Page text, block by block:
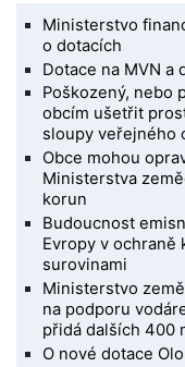
Ministerstvo
o dotacích
Dotace na MVN a
Poškozený, nebo
obcím ušetřit
sloupy veřejného
Obce mohou
Ministerstva
korun
Budoucnost
Evropy v ochraně
surovinami
Ministerstvo
na podporu
přidá dalších 400
O nové dotace